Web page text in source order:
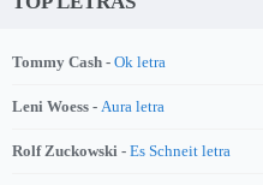
Tommy Cash - Ok letra
Leni Woess - Aura letra
Rolf Zuckowski - Es Schneit letra